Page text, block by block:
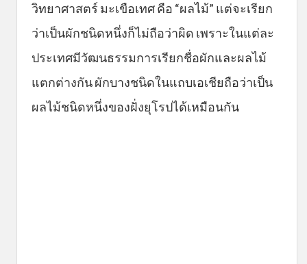
วิทยาศาสตร์ มะเขือเทศ คือ “ผลไม้” แต่จะเรียก
ว่าเป็นผักชนิดหนึ่งก็ไม่ถือว่าผิด เพราะในแต่ละ
ประเทศมีวัฒนธรรมการเรียกชื่อผักและผลไม้
แตกต่างกัน ผักบางชนิดในแถบเอเชียถือว่าเป็น
ผลไม้ชนิดหนึ่งของฝั่งยุโรปได้เหมือนกัน